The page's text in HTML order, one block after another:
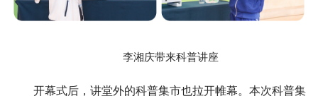
李湘庆带来科普讲座
开幕式后，讲堂外的科普集市也拉开帷幕。本次科普集